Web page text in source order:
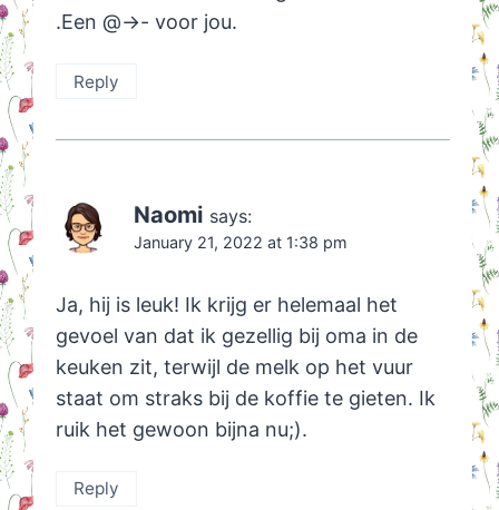
.Een @->- voor jou.
Reply
Naomi says:
January 21, 2022 at 1:38 pm
Ja, hij is leuk! Ik krijg er helemaal het
gevoel van dat ik gezellig bij oma in de
keuken zit, terwijl de melk op het vuur
staat om straks bij de koffie te gieten. Ik
ruik het gewoon bijna nu;).
Reply